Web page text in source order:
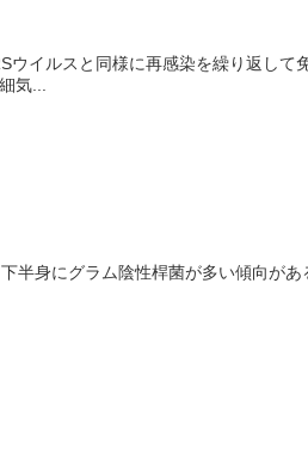
イルスと同様に再感染を繰り返して
気...
身にグラム陰性桿菌が多い傾向があ